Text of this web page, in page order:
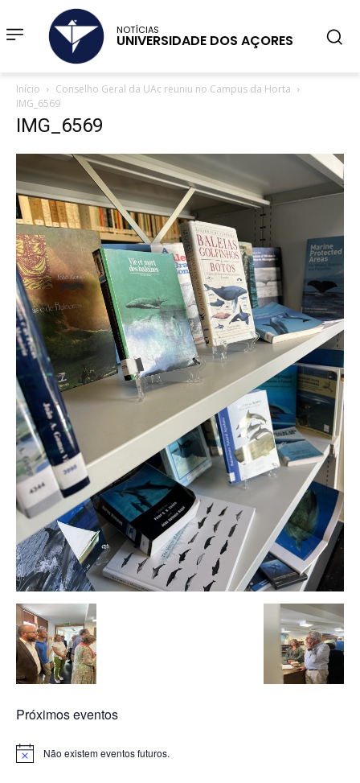
NOTÍCIAS
UNIVERSIDADE DOS AÇORES
Início
Conselho Geral da UAc reuniu no Campus da Horta
IMG_6569
IMG_6569
Próximos eventos
Aviso Não existem eventos futuros.